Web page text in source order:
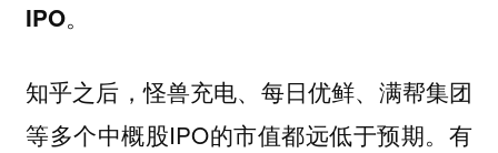
IPO。
知乎之后，怪兽充电、每日优鲜、满帮集团
等多个中概股IPO的市值都远低于预期。有